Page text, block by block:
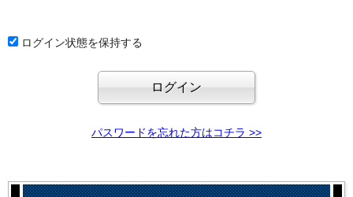
ログイン状態を保持する
パスワードを忘れた方はコチラ >>